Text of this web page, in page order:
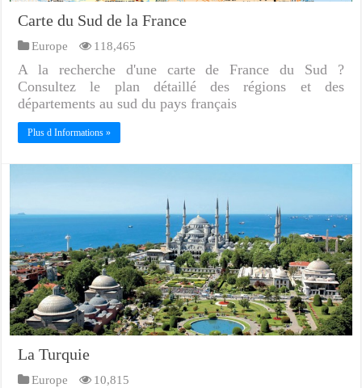
Carte du Sud de la France
Europe 118,465
A la recherche d'une carte de France du Sud ?
Consultez le plan détaillé des régions et des
départements au sud du pays français
Plus d Informations »
La Turquie
Europe 10,815